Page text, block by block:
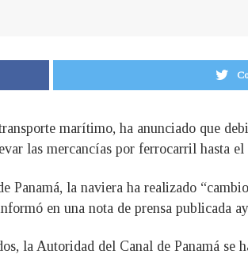
marítimo, ha anunciado que
las mercancías por ferrocarril hasta
Panamá, la naviera ha realizado
en una nota de prensa publicada
la Autoridad del Canal de Panamá